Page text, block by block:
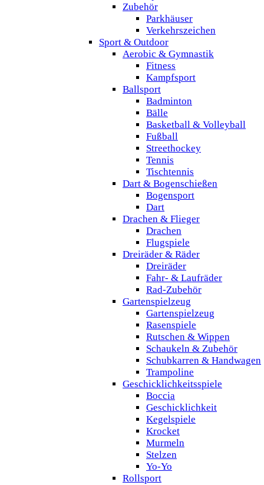
Zubehör
Parkhäuser
Verkehrszeichen
Sport & Outdoor
Aerobic & Gymnastik
Fitness
Kampfsport
Ballsport
Badminton
Bälle
Basketball & Volleyball
Fußball
Streethockey
Tennis
Tischtennis
Dart & Bogenschießen
Bogensport
Dart
Drachen & Flieger
Drachen
Flugspiele
Dreiräder & Räder
Dreiräder
Fahr- & Laufräder
Rad-Zubehör
Gartenspielzeug
Gartenspielzeug
Rasenspiele
Rutschen & Wippen
Schaukeln & Zubehör
Schubkarren & Handwagen
Trampoline
Geschicklichkeitsspiele
Boccia
Geschicklichkeit
Kegelspiele
Krocket
Murmeln
Stelzen
Yo-Yo
Rollsport